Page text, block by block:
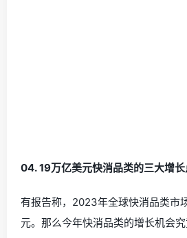
04.19万亿美元快消品类的三大增
有报告称，2023年全球快消品类市
元。那么今年快消品类的增长机会究